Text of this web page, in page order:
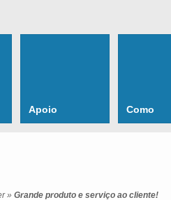
Apoio Como
» Grande produto e serviço ao cliente!